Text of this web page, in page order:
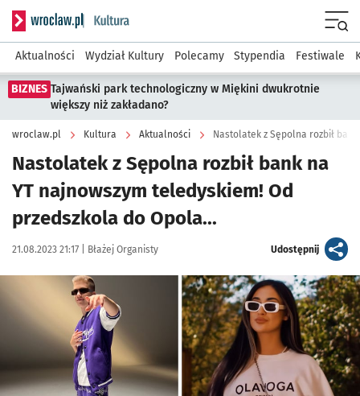
Serwis informacyjny wroclaw.pl podserwis: Kultura
Aktualności Wydział Kultury Polecamy Stypendia Festiwale
BIZNES Tajwański park technologiczny w Miękini dwukrotnie
większy niż zakładano?
wroclaw.pl Kultura Aktualności
Nastolatek z Sępolna rozbił bank na
YT najnowszym teledyskiem! Od
przedszkola do Opola...
Data publikacji:
21.08.2023 21:17 | Autor:
Błażej Organisty Udostępnijartykuł
Kliknij, aby zobaczyć galerię